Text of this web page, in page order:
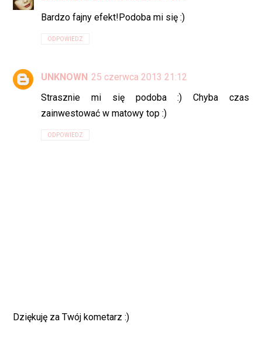
Bardzo fajny efekt!Podoba mi się :)
ODPOWIEDZ
UNKNOWN 25 czerwca 2013 21:12
Strasznie mi się podoba :) Chyba czas
zainwestować w matowy top :)
ODPOWIEDZ
Dziękuję za Twój kometarz :)